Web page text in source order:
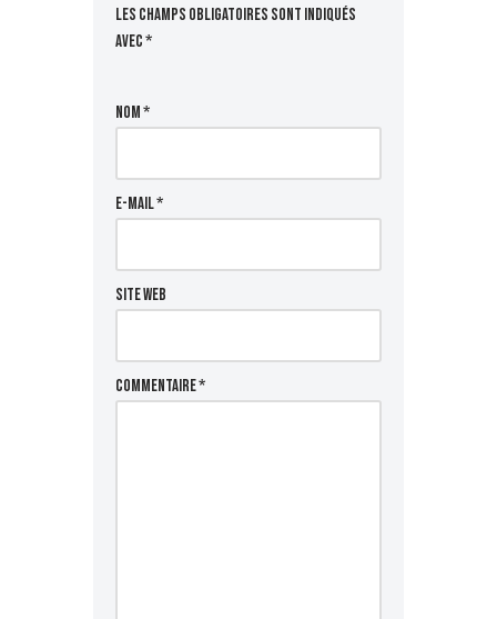
Les champs obligatoires sont indiqués
avec*
Nom*
E-mail*
Site web
Commentaire*